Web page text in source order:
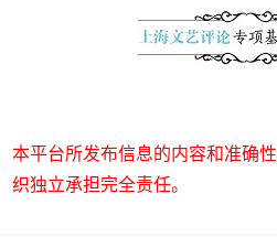
本平台所发布信息的内容和准确
织独立承担完全责任。